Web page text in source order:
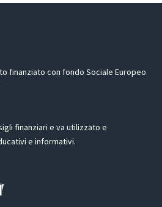
finanziato con fondo Sociale Europeo
finanziari e va utilizzato e
e informativi.